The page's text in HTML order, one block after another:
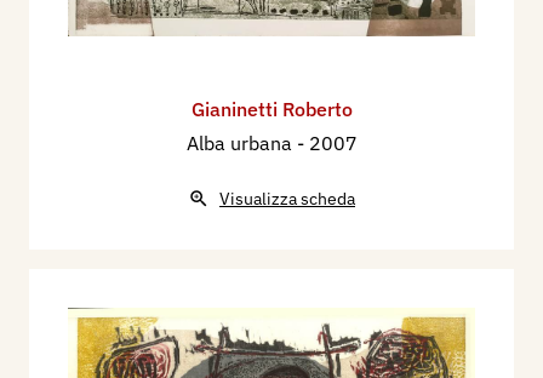
Gianinetti Roberto
Alba urbana - 2007
Visualizza scheda